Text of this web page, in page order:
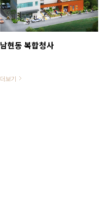
남현동 복합청사
더보기